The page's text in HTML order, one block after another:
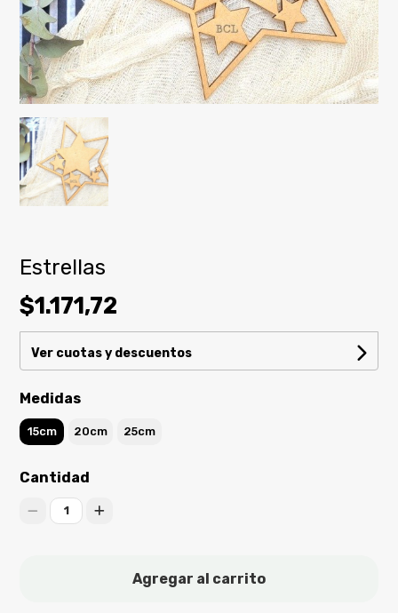
Estrellas
$1.171,72
Ver cuotas y descuentos
Medidas
15cm 20cm 25cm
Cantidad
1
Agregar al carrito